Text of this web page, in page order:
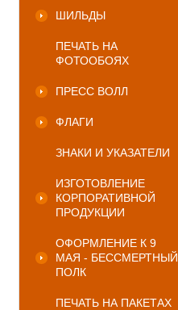
ШИЛЬДЫ
ПЕЧАТЬ НА
ФОТООБОЯХ
ПРЕСС ВОЛЛ
ФЛАГИ
ЗНАКИ И УКАЗАТЕЛИ
ИЗГОТОВЛЕНИЕ
КОРПОРАТИВНОЙ
ПРОДУКЦИИ
ОФОРМЛЕНИЕ К 9
МАЯ - БЕССМЕРТНЫЙ
ПОЛК
ПЕЧАТЬ НА ПАКЕТАХ